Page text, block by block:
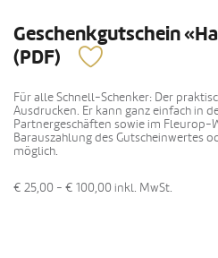
Geschenkgutschein
(PDF)
Für alle Schnell-Schenker: Der
Ausdrucken. Er kann ganz einfach in
Partnergeschäften sowie im Fleurop-
Barauszahlung des Gutscheinwertes
möglich.
€ 25,00 - € 100,00 inkl. MwSt.